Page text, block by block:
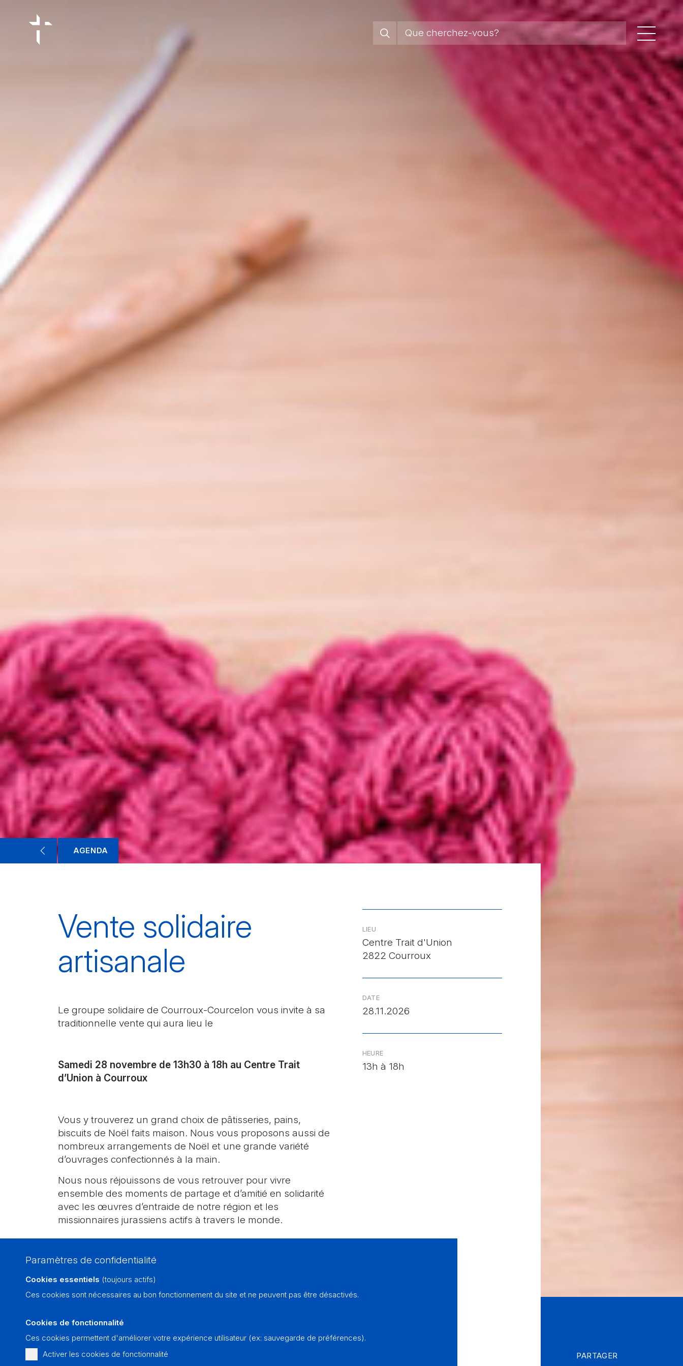
Paramètres de confidentialité
Cookies essentiels (toujours actifs)
Ces cookies sont nécessaires au bon fonctionnement du site et ne peuvent pas être désactivés.
Cookies de fonctionnalité
Ces cookies permettent d'améliorer votre expérience utilisateur (ex: sauvegarde de préférences).
Activer les cookies de fonctionnalité
Groupements et missions linguistiques
PARTAGER
AGENDA
Vente solidaire
artisanale
Le groupe solidaire de Courroux-Courcelon vous invite à sa
traditionnelle vente qui aura lieu le
Samedi 28 novembre de 13h30 à 18h au Centre Trait
d’Union à Courroux
Vous y trouverez un grand choix de pâtisseries, pains,
biscuits de Noël faits maison. Nous vous proposons aussi de
nombreux arrangements de Noël et une grande variété
d’ouvrages confectionnés à la main.
Nous nous réjouissons de vous retrouver pour vivre
ensemble des moments de partage et d’amitié en solidarité
avec les œuvres d’entraide de notre région et les
missionnaires jurassiens actifs à travers le monde.
Groupe solidaire Courroux-Courcelon
LIEU
Centre Trait d'Union
2822 Courroux
DATE
28.11.2026
HEURE
13h à 18h